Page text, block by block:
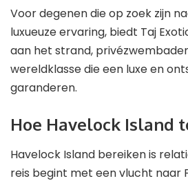
Voor degenen die op zoek zijn
luxueuze ervaring, biedt Taj
aan het strand,
wereldklasse die een luxe en
garanderen.
Hoe Havelock Island
Havelock Island bereiken is
reis begint met een vlucht naar